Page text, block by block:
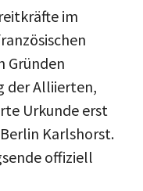
im
Gründen
der Alliierten,
Urkunde erst
Karlshorst.
offiziell